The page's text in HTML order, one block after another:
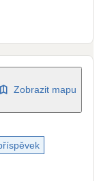
Zobrazit mapu